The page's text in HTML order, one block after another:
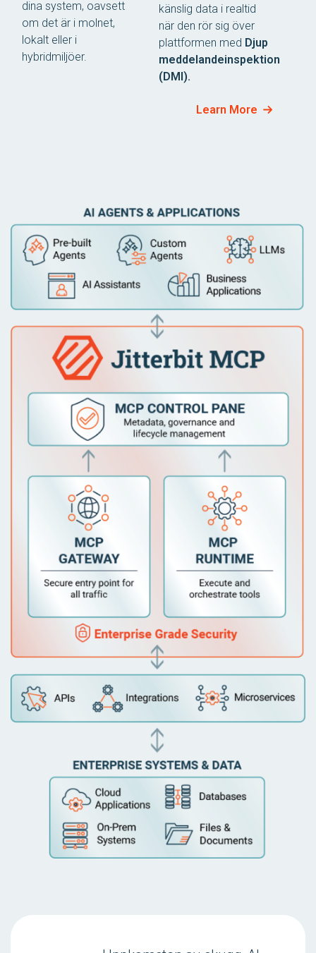
dina system, oavsett
om det är i molnet,
lokalt eller i
hybridmiljöer.
känslig data i realtid
när den rör sig över
plattformen med Djup
meddelandeinspektion
(DMI).
Learn More